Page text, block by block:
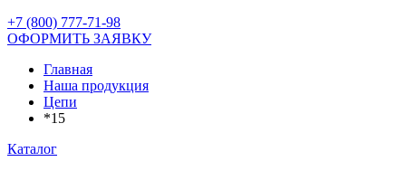
+7 (800) 777-71-98
ОФОРМИТЬ ЗАЯВКУ
Главная
Наша продукция
Цепи
*15
Каталог